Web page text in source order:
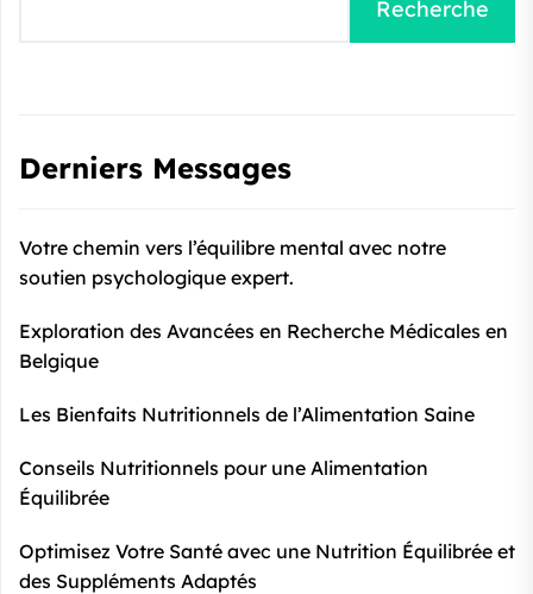
Recherche
Derniers Messages
Votre chemin vers l’équilibre mental avec notre
soutien psychologique expert.
Exploration des Avancées en Recherche Médicales en
Belgique
Les Bienfaits Nutritionnels de l’Alimentation Saine
Conseils Nutritionnels pour une Alimentation
Équilibrée
Optimisez Votre Santé avec une Nutrition Équilibrée et
des Suppléments Adaptés